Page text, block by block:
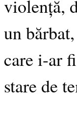
violență,
un
care i-ar
stare de